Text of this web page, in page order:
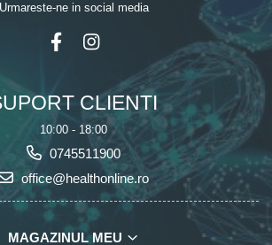
Urmareste-ne in social media
CLIENTI
10:00 - 18:00
0745511900
office@healthonline.ro
MAGAZINUL MEU